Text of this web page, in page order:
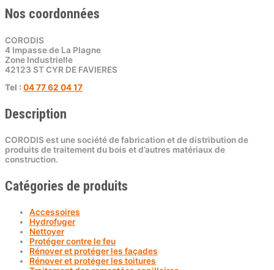
Nos coordonnées
CORODIS
4 Impasse de La Plagne
Zone Industrielle
42123 ST CYR DE FAVIERES
Tel : 04 77 62 04 17
Description
CORODIS est une société de fabrication et de distribution de
produits de traitement du bois et d’autres matériaux de
construction.
Catégories de produits
Accessoires
Hydrofuger
Nettoyer
Protéger contre le feu
Rénover et protéger les façades
Rénover et protéger les toitures